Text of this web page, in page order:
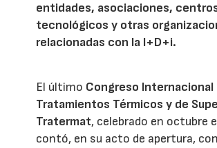
entidades, asociaciones,
tecnológicos y otras
relacionadas con la I+D+i.
El último Congreso Internacional
Tratamientos Térmicos y de
Tratermat, celebrado en octubre
contó, en su acto de apertura,